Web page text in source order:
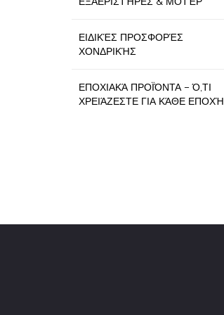
ΕΙΔΙΚΈΣ ΠΡΟΣΦΟΡΈΣ
ΧΟΝΔΡΙΚΉΣ
ΕΠΟΧΙΑΚΆ ΠΡΟΪΌΝΤΑ – Ό,ΤΙ
ΧΡΕΙΆΖΕΣΤΕ ΓΙΑ ΚΆΘΕ ΕΠΟΧΉ